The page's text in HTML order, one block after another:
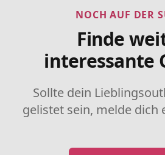
NOCH AUF DER
Finde
interessante
Sollte dein
gelistet sein, melde dich